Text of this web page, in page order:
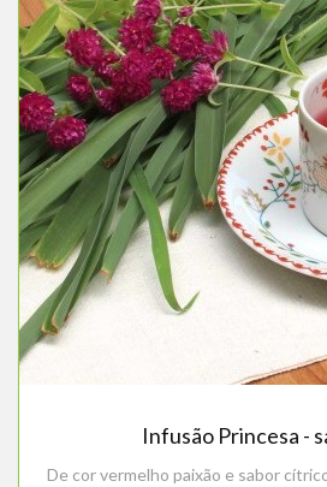
Infusão Princesa -
De cor vermelho paixão e sabor